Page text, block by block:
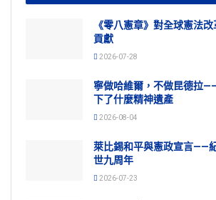
《零八憲章》對全球憲法
貢獻
2026-07-28
寧做哈維爾，不做昆德拉
下了什麼精神遺產
2026-08-04
萊比錫和平與憲政宣言——
世九周年
2026-07-23